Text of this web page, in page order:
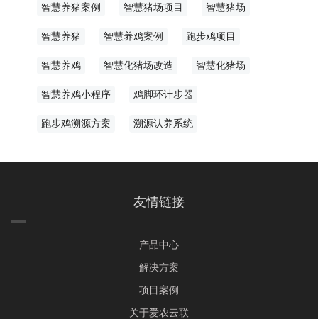
智慧养猪案例 智慧猪场项目 智慧猪场
智慧养猪 智慧养鸡案例 跑步鸡项目
智慧养鸡 智慧化猪场改造 智慧化猪场
智慧养鸡小程序 鸡脚环计步器
跑步鸡溯源方案 溯源认养系统
友情链接
产品中心
解决方案
项目案例
关于爱农云联